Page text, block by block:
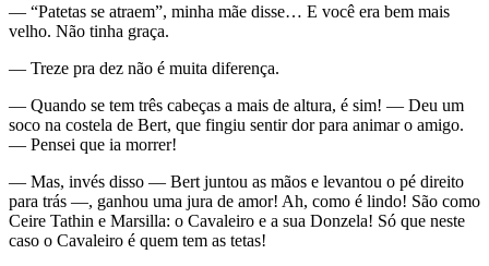
— “Patetas se atraem”, minha mãe disse… E você era bem mais
velho. Não tinha graça.
— Treze pra dez não é muita diferença.
— Quando se tem três cabeças a mais de altura, é sim! — Deu um
soco na costela de Bert, que fingiu sentir dor para animar o amigo.
— Pensei que ia morrer!
— Mas, invés disso — Bert juntou as mãos e levantou o pé direito
para trás —, ganhou uma jura de amor! Ah, como é lindo! São como
Ceire Tathin e Marsilla: o Cavaleiro e a sua Donzela! Só que neste
caso o Cavaleiro é quem tem as tetas!